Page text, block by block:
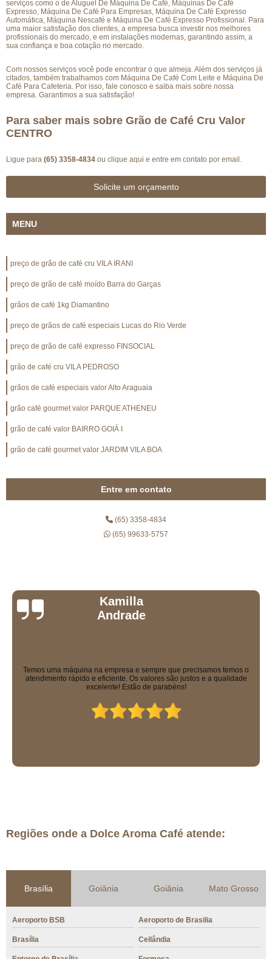
serviços como o de Aluguel De Máquina De Café, Máquinas De Café
Expresso, Máquina De Café Para Empresas, Máquina De Café Expresso
Automática, Máquina Nescafé e Máquina De Café Expresso Profissional. Para
uma maior satisfação dos clientes, a empresa busca investir nos melhores
profissionais do mercado, e em instalações modernas, garantindo assim, a
sua confiança e boa cotação no mercado.
Com nossos serviços você pode encontrar o que almeja. Além dos serviços já
citados, também trabalhamos com Máquina De Café Com Leite e Máquina De
Café Para Cafeteria. Por isso, fale conosco e saiba mais sobre nossa
empresa. Garantimos a sua satisfação!
Para saber mais sobre Grão de Café Cru Valor
CENTRO
Ligue para (65) 3358-4834 ou clique aqui e entre em contato por email.
Solicite um orçamento
MENU
preço de grão de café cru VILA IRANI
preço de grão de café moído Barra do Garças
grãos de café 1kg Diamantino
preço de grãos de café especiais Lucas do Rio Verde
preço de grão de café expresso FINSOCIAL
grão de café cru VILA PEDROSO
grãos de café especiais valor Alto Araguaia
grão café gourmet valor PARQUE ATHENEU
grão de café valor BAIRRO GOIÁ I
grão de café gourmet valor JARDIM VILA BOA
Entre em contato
(65) 3358-4834
(65) 99633-5757
Daniel Milano
Equipe excelente, todos muito educados. Máquinas sensacionais e os
solúveis que eles vendem são uma delícia!
Regiões onde a Dolce Aroma Café atende:
Brasília Goiânia Goiânia Mato Grosso
Aeroporto BSB Aeroporto de Brasilia
Brasília Ceilândia